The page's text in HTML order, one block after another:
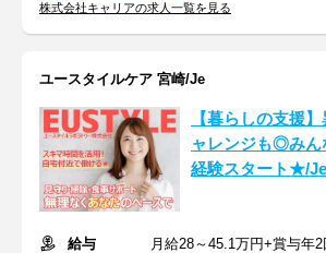
株式会社キャリアの求人一覧を見る
ユースタイルケア 宮崎/Je
【暮らしの支援
ャレンジも◎みん
経験スタート★/Je
給与